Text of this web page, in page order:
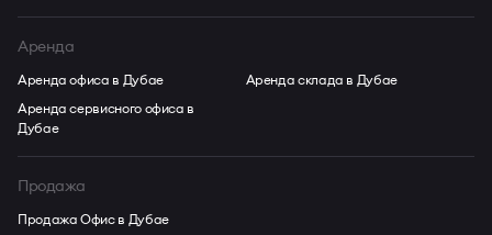
Аренда
Аренда офиса в Дубае
Аренда сервисного офиса в
Дубае
Аренда склада в Дубае
Продажа
Продажа Офис в Дубае